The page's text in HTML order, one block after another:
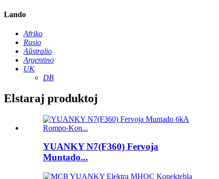
Lando
Afriko
Rusio
Aŭstralio
Argentino
UK
DB
Elstaraj produktoj
YUANKY N7(F360) Fervoja
Muntado...